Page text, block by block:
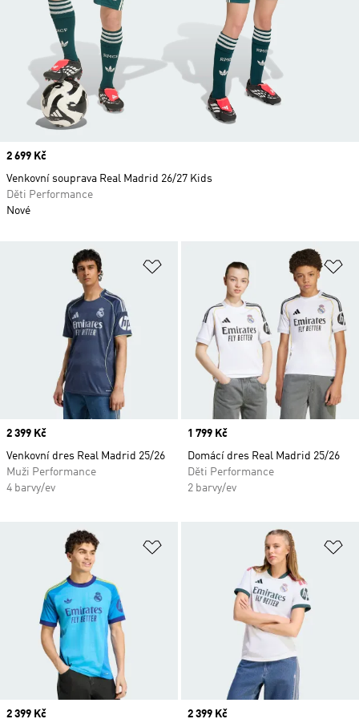
Přidat do seznamu přání
Price
2 399 Kč
Venkovní dres Real Madrid 25/26
Muži Performance
4 barvy/ev
Price
1 799 Kč
Domácí dres Real Madrid 25/26
Děti Performance
2 barvy/ev
Přidat do seznamu přání
Price
2 399 Kč
Price
2 399 Kč
Price
2 699 Kč
Venkovní souprava Real Madrid 26/27 Kids
Děti Performance
Nové